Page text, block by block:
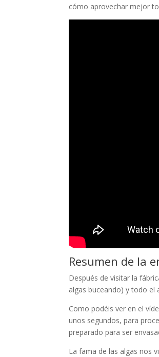
cómo aprovechar mejor
Resumen de la
Después de visitar la
algas buceando) y todo el
Como podéis ver en el
unos segundos, para
preparado para ser
La fama de las algas nos